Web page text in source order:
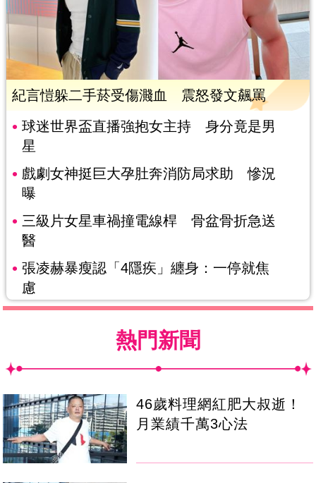
紀言愷躲二手菸受傷濺血 震怒發文飆罵
球迷世界盃直播強抱女主持 身分竟是男
星
戲劇女神挺巨大孕肚奔消防局求助 慘況
曝
三級片女星車禍撞電線桿 骨盆骨折急送
醫
張凌赫暴瘦認「4隱疾」纏身：一停就焦
慮
熱門新聞
46歲料理網紅肥大叔逝！
月業績千萬3心法